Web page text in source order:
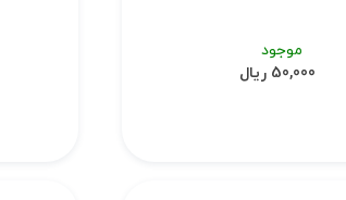
موجود
50,000 ریال